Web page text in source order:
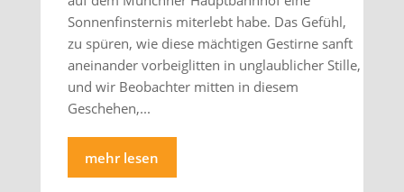
Sonnenfinsternis miterlebt habe. Das Gefühl,
zu spüren, wie diese mächtigen Gestirne sanft
aneinander vorbeiglitten in unglaublicher Stille,
und wir Beobachter mitten in diesem
Geschehen,...
mehr lesen